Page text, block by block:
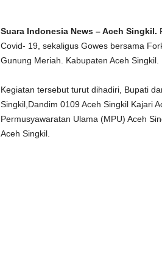
Suara Indonesia News – Aceh Singkil.
Covid- 19, sekaligus Gowes bersama
Gunung Meriah. Kabupaten Aceh Singkil.
Kegiatan tersebut turut dihadiri, Bupati
Singkil,Dandim 0109 Aceh Singkil Kajari
Permusyawaratan Ulama (MPU) Aceh
Aceh Singkil.